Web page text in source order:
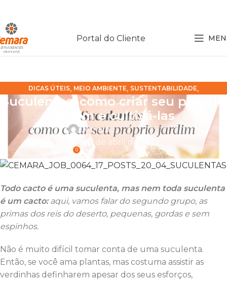
Portal do Cliente
DICAS ÚTEIS, MEIO AMBIENTE, SUSTENTABILIDADE,
TENDÊNCIA DECORAÇÃO
Suculentas: como criar seu próprio
jardim e cultivá-las
Cemara
On 20 de abril de 2017
0
Todo cacto é uma suculenta, mas nem toda suculenta
é um cacto:aqui, vamos falar do segundo grupo, as
primas dos reis do deserto, pequenas, gordas e sem
espinhos.
Não é muito difícil tomar conta de uma suculenta.
Então, se você ama plantas, mas costuma assistir as
verdinhas definharem apesar dos seus esforços,